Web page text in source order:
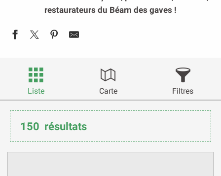
restaurateurs du Béarn des gaves !
Liste Carte Filtres
150 résultats